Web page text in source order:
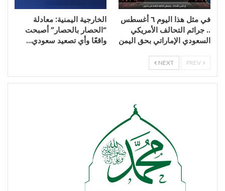
في مثل هذا اليوم ٦ أغسطس
.. جرائم التحالف الأمريكي
السعودي الإماراتي بحق اليمن
الخارجية اليمنية: معادلة
“الحصار بالحصار” أصبحت
واقعًا وأي تصعيد سعودي…
NEXT